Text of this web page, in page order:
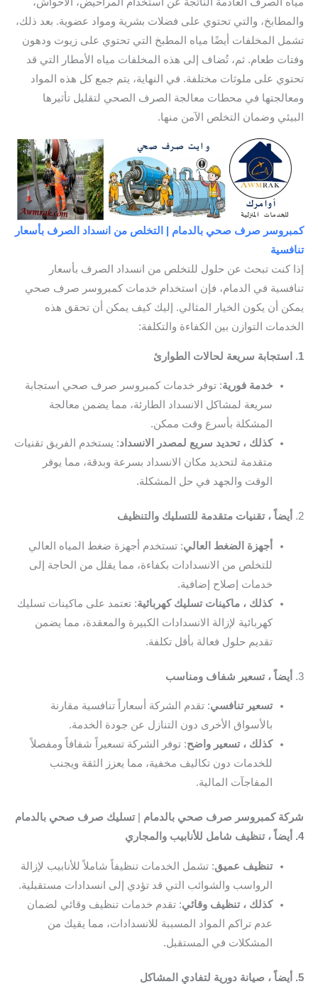
والمطابخ، والتي تحتوي على فضلات بشرية ومواد عضوية. بعد ذلك،
تشمل المخلفات أيضًا مياه المطبخ التي تحتوي على زيوت ودهون
وفتات طعام. ثم، تُضاف إلى هذه المخلفات مياه الأمطار التي قد
تحتوي على ملوثات مختلفة. في النهاية، يتم جمع كل هذه المواد
ومعالجتها في محطات معالجة الصرف الصحي لتقليل تأثيرها
البيئي وضمان التخلص الآمن منها.
كمبروسر صرف صحي بالدمام | التخلص من انسداد الصرف بأسعار
تنافسية
إذا كنت تبحث عن حلول للتخلص من انسداد الصرف بأسعار
تنافسية في الدمام، فإن استخدام خدمات كمبروسر صرف صحي
يمكن أن يكون الخيار المثالي. إليك كيف يمكن أن تحقق هذه
الخدمات التوازن بين الكفاءة والتكلفة:
1. استجابة سريعة لحالات الطوارئ
خدمة فورية: توفر خدمات كمبروسر صرف صحي استجابة
سريعة لمشاكل الانسداد الطارئة، مما يضمن معالجة
المشكلة بأسرع وقت ممكن.
كذلك ، تحديد سريع لمصدر الانسداد: يستخدم الفريق تقنيات
متقدمة لتحديد مكان الانسداد بسرعة وبدقة، مما يوفر
الوقت والجهد في حل المشكلة.
2. أيضاً ، تقنيات متقدمة للتسليك والتنظيف
أجهزة الضغط العالي: تستخدم أجهزة ضغط المياه العالي
للتخلص من الانسدادات بكفاءة، مما يقلل من الحاجة إلى
خدمات إصلاح إضافية.
كذلك ، ماكينات تسليك كهربائية: تعتمد على ماكينات تسليك
كهربائية لإزالة الانسدادات الكبيرة والمعقدة، مما يضمن
تقديم حلول فعالة بأقل تكلفة.
3. أيضاً ، تسعير شفاف ومناسب
تسعير تنافسي: تقدم الشركة أسعاراً تنافسية مقارنة
بالأسواق الأخرى دون التنازل عن جودة الخدمة.
كذلك ، تسعير واضح: توفر الشركة تسعيراً شفافاً ومفصلاً
للخدمات دون تكاليف مخفية، مما يعزز الثقة ويجنب
المفاجآت المالية.
شركة كمبروسر صرف صحي بالدمام |تسليك صرف صحي بالدمام
4. أيضاً ، تنظيف شامل للأنابيب والمجاري
تنظيف عميق: تشمل الخدمات تنظيفاً شاملاً للأنابيب لإزالة
الرواسب والشوائب التي قد تؤدي إلى انسدادات مستقبلية.
كذلك ، تنظيف وقائي: تقدم خدمات تنظيف وقائي لضمان
عدم تراكم المواد المسببة للانسدادات، مما يقيك من
المشكلات في المستقبل.
5. أيضاً ، صيانة دورية لتفادي المشاكل